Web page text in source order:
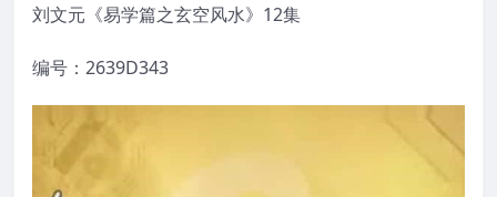
刘文元《易学篇之玄空风水》12集
编号：2639D343